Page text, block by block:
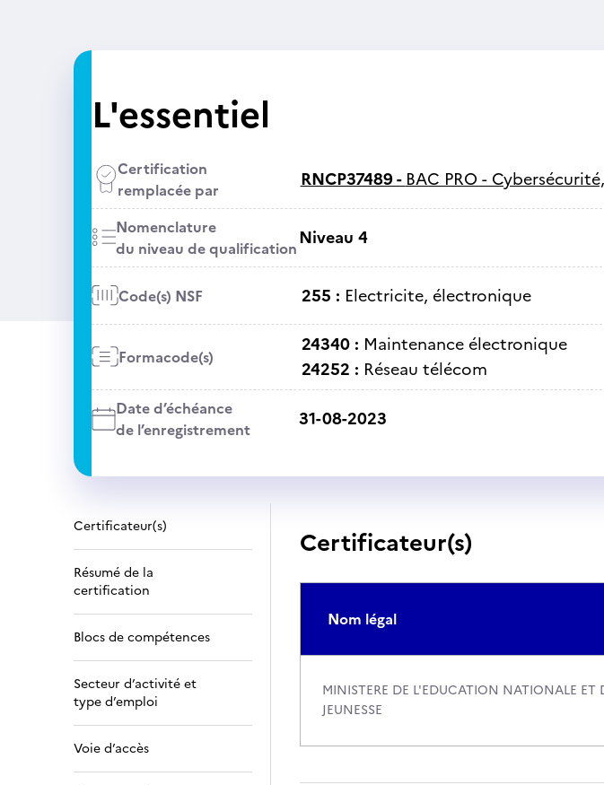
L'essentiel
Certification
remplacée par
RNCP37489 - BAC PRO -
Nomenclature
du niveau de qualificationNiveau 4
Code(s) NSF 255 : Electricite, électronique
Formacode(s)
24340 : Maintenance électronique
24252 : Réseau télécom
Date d’échéance
de l’enregistrement
31-08-2023
Certificateur(s)
Résumé de la
certification
Blocs de compétences
Secteur d’activité et
type d’emploi
Voie d’accès
Certificateur(s)
Nom légal
MINISTERE DE L'EDUCATION NATIONALE ET
JEUNESSE